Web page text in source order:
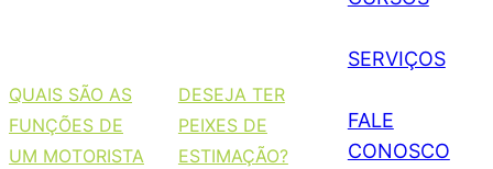
QUAIS SÃO AS
FUNÇÕES DE
UM MOTORISTA
DESEJA TER
PEIXES DE
ESTIMAÇÃO?
SERVIÇOS
FALE
CONOSCO